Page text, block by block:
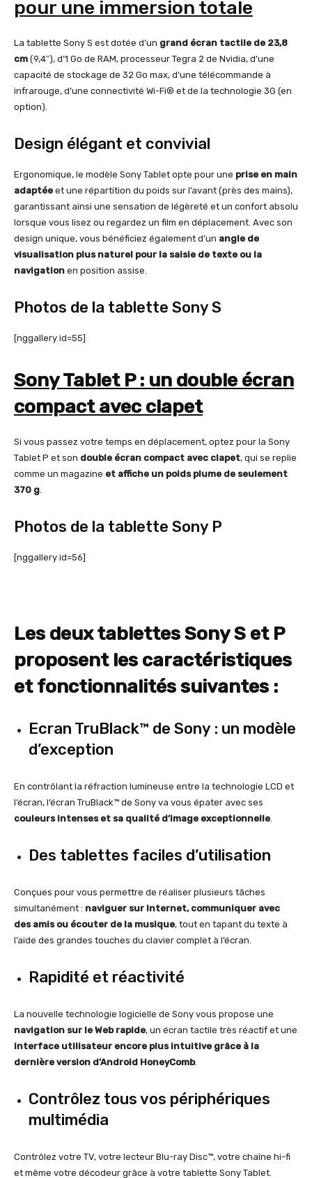
pour une immersion totale
La tablette Sony S est dotée d’un grand écran tactile de 23,8
cm (9,4″), d’1 Go de RAM, processeur Tegra 2 de Nvidia, d’une
capacité de stockage de 32 Go max, d’une télécommande à
infrarouge, d’une connectivité Wi-Fi® et de la technologie 3G (en
option).
Design élégant et convivial
Ergonomique, le modèle Sony Tablet opte pour une prise en main
adaptée et une répartition du poids sur l’avant (près des mains),
garantissant ainsi une sensation de légèreté et un confort absolu
lorsque vous lisez ou regardez un film en déplacement. Avec son
design unique, vous bénéficiez également d’un angle de
visualisation plus naturel pour la saisie de texte ou la
navigation en position assise.
Photos de la tablette Sony S
[nggallery id=55]
Sony Tablet P : un double écran
compact avec clapet
Si vous passez votre temps en déplacement, optez pour la Sony
Tablet P et son double écran compact avec clapet, qui se replie
comme un magazine et affiche un poids plume de seulement
370 g
Photos de la tablette Sony P
[nggallery id=56]
Les deux tablettes Sony S et P
proposent les caractéristiques
et fonctionnalités suivantes :
Ecran TruBlack™ de Sony : un modèle
d’exception
En contrôlant la réfraction lumineuse entre la technologie LCD et
l’écran, l’écran TruBlack™ de Sony va vous épater avec ses
couleurs intenses et sa qualité d’image exceptionnelle
Des tablettes faciles d’utilisation
Conçues pour vous permettre de réaliser plusieurs tâches
simultanément : naviguer sur Internet, communiquer avec
des amis ou écouter de la musique, tout en tapant du texte à
l’aide des grandes touches du clavier complet à l’écran.
Rapidité et réactivité
La nouvelle technologie logicielle de Sony vous propose une
navigation sur le Web rapide, un écran tactile très réactif et une
interface utilisateur encore plus intuitive grâce à la
dernière version d’Android HoneyComb.
Contrôlez tous vos périphériques
multimédia
Contrôlez votre TV, votre lecteur Blu-ray Disc™, votre chaîne hi-fi
et même votre décodeur grâce à votre tablette Sony Tablet.